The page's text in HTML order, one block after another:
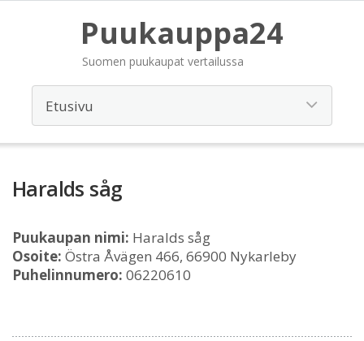
Puukauppa24
Suomen puukaupat vertailussa
Haralds såg
Puukaupan nimi: Haralds såg
Osoite: Östra Åvägen 466, 66900 Nykarleby
Puhelinnumero: 06220610